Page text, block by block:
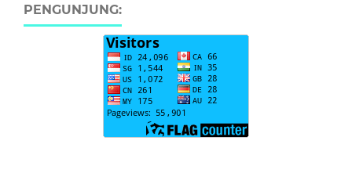
PENGUNJUNG: